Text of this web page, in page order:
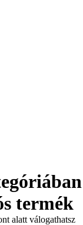
termék
alatt válogathatsz